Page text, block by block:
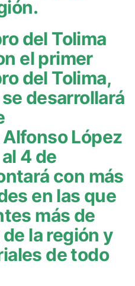
del Tolima
el primer
del Tolima,
desarrollará
López
4 de
con más
en las que
más de
la región y
de todo